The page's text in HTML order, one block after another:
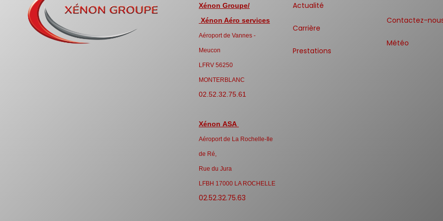
Xénon Groupe/
Xénon Aéro services
Aéroport de Vannes -
Meucon
LFRV 56250
MONTERBLANC
02.52.32.75.61
Xénon ASA
Aéroport de La Rochelle-Ile
de Ré,
Rue du Jura
LFBH 17000 LA ROCHELLE
02.52.32.75.63
Actualité
Carrière
Prestations
Contactez-
Météo